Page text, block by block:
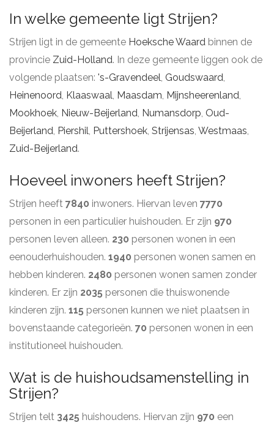
In welke gemeente ligt Strijen?
Strijen ligt in de gemeente Hoeksche Waard binnen de
provincie Zuid-Holland. In deze gemeente liggen ook de
volgende plaatsen: 's-Gravendeel, Goudswaard,
Heinenoord, Klaaswaal, Maasdam, Mijnsheerenland,
Mookhoek, Nieuw-Beijerland, Numansdorp, Oud-
Beijerland, Piershil, Puttershoek, Strijensas, Westmaas,
Zuid-Beijerland.
Hoeveel inwoners heeft Strijen?
Strijen heeft 7840 inwoners. Hiervan leven 7770
personen in een particulier huishouden. Er zijn 970
personen leven alleen. 230 personen wonen in een
eenouderhuishouden. 1940 personen wonen samen en
hebben kinderen. 2480 personen wonen samen zonder
kinderen. Er zijn 2035 personen die thuiswonende
kinderen zijn. 115 personen kunnen we niet plaatsen in
bovenstaande categorieën. 70 personen wonen in een
institutioneel huishouden.
Wat is de huishoudsamenstelling in
Strijen?
Strijen telt 3425 huishoudens. Hiervan zijn 970 een